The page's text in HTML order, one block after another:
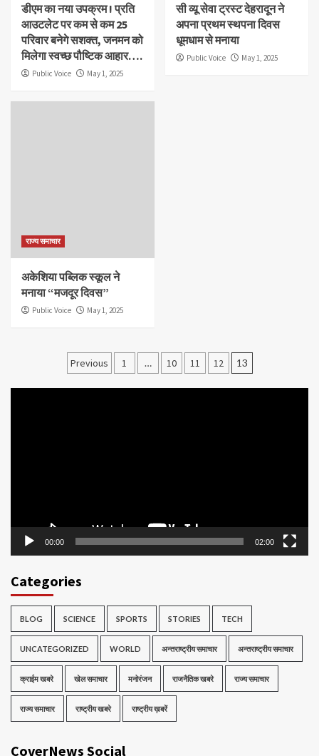
डीएम का नया उपक्रम ! प्रति
आउटलेट पर कम से कम 25
परिवार बनेगे सशक्त, जनमन को
मिलेगा स्वच्छ पौष्टिक आहार….
Public Voice May 1, 2025
सी व्यू सेवा ट्रस्ट देहरादून ने
अपना प्रथम स्थपना दिवस
धूमधाम से मनाया
Public Voice May 1, 2025
राज्य समाचार
अकेशिया पब्लिक स्कूल ने
मनाया “मजदूर दिवस”
Public Voice May 1, 2025
Posts
pagination
Previous 1 … 10 11 12 13
00:00 02:00
Categories
BLOG SCIENCE SPORTS STORIES TECH
UNCATEGORIZED WORLD अन्तराष्ट्रीय समाचार अन्तराष्ट्रीय समाचार
क्राईम खबरे खेल समाचार मनोरंजन राजनैतिक खबरे राज्य समाचार
राज्य समाचार राष्ट्रीय खबरे राष्ट्रीय ख़बरें
CoverNews Social